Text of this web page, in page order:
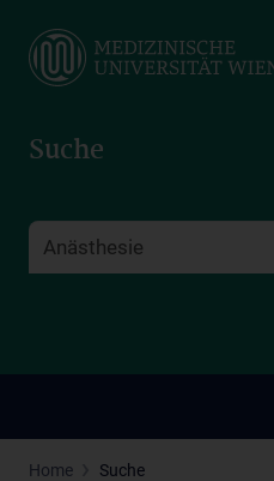
main
Suche
Home Suche